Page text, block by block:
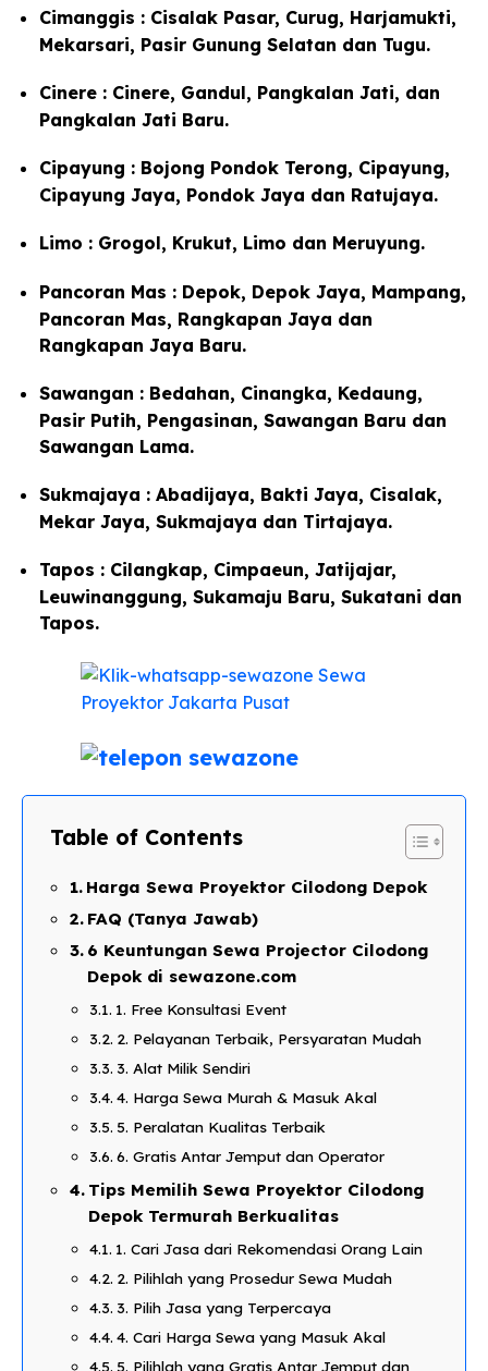
Cimanggis : Cisalak Pasar, Curug, Harjamukti,
Mekarsari, Pasir Gunung Selatan dan Tugu.
Cinere : Cinere, Gandul, Pangkalan Jati, dan
Pangkalan Jati Baru.
Cipayung : Bojong Pondok Terong, Cipayung,
Cipayung Jaya, Pondok Jaya dan Ratujaya.
Limo : Grogol, Krukut, Limo dan Meruyung.
Pancoran Mas : Depok, Depok Jaya, Mampang,
Pancoran Mas, Rangkapan Jaya dan
Rangkapan Jaya Baru.
Sawangan : Bedahan, Cinangka, Kedaung,
Pasir Putih, Pengasinan, Sawangan Baru dan
Sawangan Lama.
Sukmajaya : Abadijaya, Bakti Jaya, Cisalak,
Mekar Jaya, Sukmajaya dan Tirtajaya.
Tapos : Cilangkap, Cimpaeun, Jatijajar,
Leuwinanggung, Sukamaju Baru, Sukatani dan
Tapos.
Table of Contents
Harga Sewa Proyektor Cilodong Depok
FAQ (Tanya Jawab)
6 Keuntungan Sewa Projector Cilodong
Depok di sewazone.com​
1. Free Konsultasi Event
2. Pelayanan Terbaik, Persyaratan Mudah​
3. Alat Milik Sendiri​
​4. Harga Sewa Murah & Masuk Akal​
5. Peralatan Kualitas Terbaik​
6. Gratis Antar Jemput dan Operator​
Tips Memilih Sewa Proyektor Cilodong
Depok Termurah Berkualitas​
1. Cari Jasa dari Rekomendasi Orang Lain​
2. Pilihlah yang Prosedur Sewa Mudah​
3. Pilih Jasa yang Terpercaya​
4. Cari Harga Sewa yang Masuk Akal​
5. Pilihlah yang Gratis Antar Jemput dan